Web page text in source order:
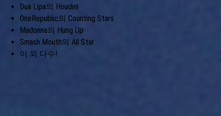
Dua Lipa의 Houdini
OneRepublic의 Counting Stars
Madonna의 Hung Up
Smash Mouth의 All Star
이 외 다수!